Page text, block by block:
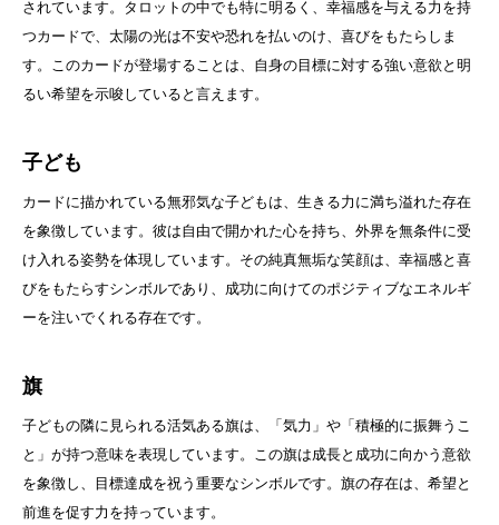
されています。タロットの中でも特に明るく、幸福感を与える力を持
つカードで、太陽の光は不安や恐れを払いのけ、喜びをもたらしま
す。このカードが登場することは、自身の目標に対する強い意欲と明
るい希望を示唆していると言えます。
子ども
カードに描かれている無邪気な子どもは、生きる力に満ち溢れた存在
を象徴しています。彼は自由で開かれた心を持ち、外界を無条件に受
け入れる姿勢を体現しています。その純真無垢な笑顔は、幸福感と喜
びをもたらすシンボルであり、成功に向けてのポジティブなエネルギ
ーを注いでくれる存在です。
旗
子どもの隣に見られる活気ある旗は、「気力」や「積極的に振舞うこ
と」が持つ意味を表現しています。この旗は成長と成功に向かう意欲
を象徴し、目標達成を祝う重要なシンボルです。旗の存在は、希望と
前進を促す力を持っています。